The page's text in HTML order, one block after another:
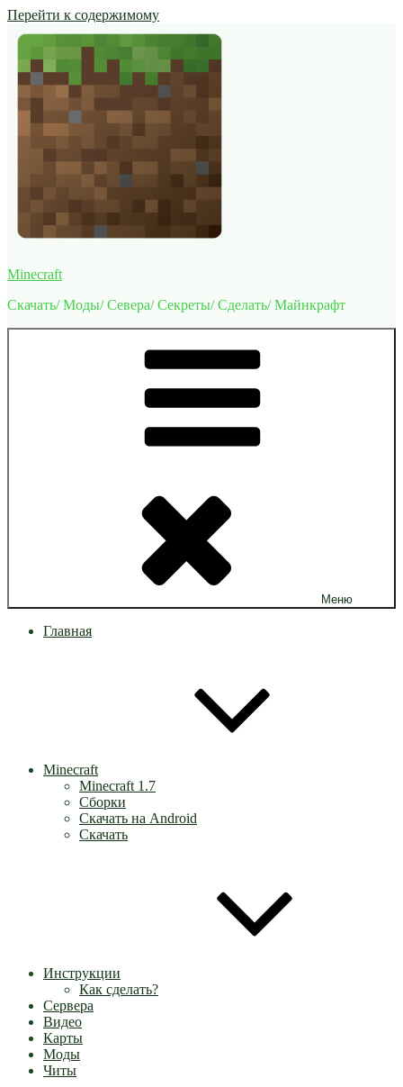
Перейти к содержимому
Minecraft
Скачать/ Моды/ Севера/ Секреты/ Сделать/ Майнкрафт
Меню
Главная
Minecraft
Minecraft 1.7
Сборки
Скачать на Android
Скачать
Инструкции
Как сделать?
Сервера
Видео
Карты
Моды
Читы